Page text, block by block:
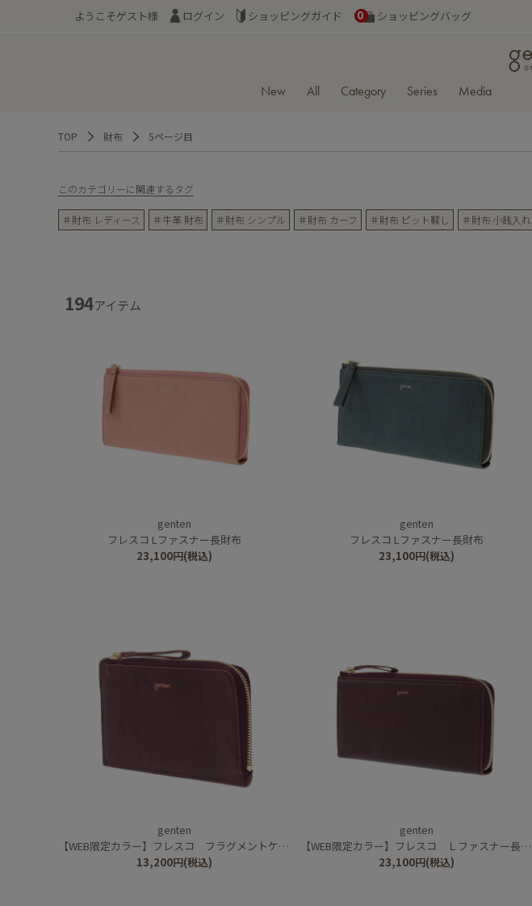
ようこそゲスト様 ログイン ショッピングガイド ショッピングバッグ
0
New All Category Series Media
TOP 財布 5ページ目
このカテゴリーに関連するタグ
＃財布 レディース ＃牛革 財布 ＃財布 シンプル ＃財布 カーフ ＃財布 ピット鞣し ＃財布 小銭入れ
194アイテム
genten
フレスコ Lファスナー長財布
23,100円(税込)
genten
フレスコ Lファスナー長財布
23,100円(税込)
genten
【WEB限定カラー】フレスコ フラグメントケース
13,200円(税込)
genten
【WEB限定カラー】フレスコ Ｌファスナー長財布
23,100円(税込)